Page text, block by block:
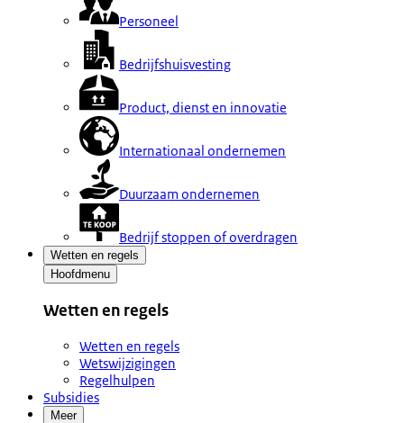
Personeel
Bedrijfshuisvesting
Product, dienst en innovatie
Internationaal ondernemen
Duurzaam ondernemen
Bedrijf stoppen of overdragen
Wetten en regels
Hoofdmenu
Wetten en regels
Wetten en regels
Wetswijzigingen
Regelhulpen
Subsidies
Meer